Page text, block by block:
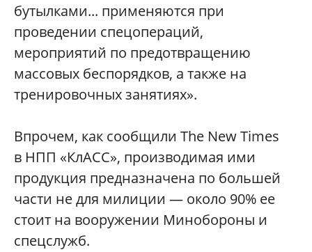
бутылками... применяются при
проведении спецопераций,
мероприятий по предотвращению
массовых беспорядков, а также на
тренировочных занятиях».
Впрочем, как сообщили The New Times
в НПП «КлАСС», производимая ими
продукция предназначена по большей
части не для милиции — около 90% ее
стоит на вооружении Минобороны и
спецслужб.